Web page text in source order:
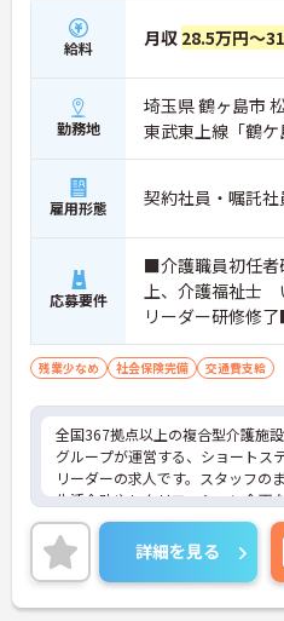
一人で抱え込まず安心して業務に
・周囲とサポートし合いながらお
る仕組みで、負担を軽減しながら
す。
【多彩な経験を積み、専門性やキ
・在宅系から入居系まで幅広いサ
おり、様々な現場での経験を通じ
用意されているため、ご自身の目
していける環境です。
れます】
・施設運営への貢献やチームワー
の特別報酬制度により、賞与とは
期待できます。
・日々の努力が目に見える形で還
いモチベーションを維持しながら
働けます。
【個性を活かしながら、自分らし
ます】
・髪色やネイル、ヒゲなどが原則
給料 月収 28.5万円～
勤務地
埼玉県 鶴ヶ島市
東武東上線「鶴
雇用形態 契約社員・嘱託社
応募要件
■介護職員初任者
上、介護福祉士
リーダー研修修
残業少なめ 社会保険完備 交通費支給
全国367拠点以上の複合型介護施
グループが運営する、ショートス
リーダーの求人です。スタッフの
生活介助やレクリエーション企画
える重要なポジションとなります
報酬の支給実績があり、これまで
てしっかりとした収入を得られる
有給休暇とは別に年間17日間のリ
付与され、残業もほぼないため、
詳細を見る